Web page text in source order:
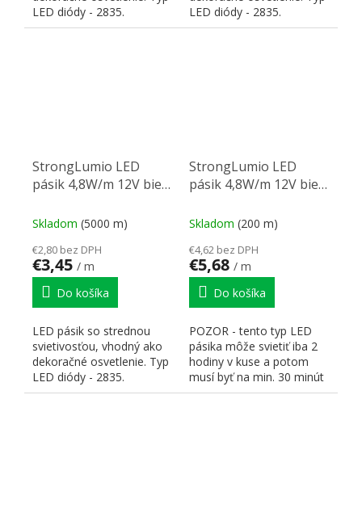
LED diódy - 2835.
Pripevnenie pomocou...
LED diódy - 2835.
Pripevnenie pomocou...
StrongLumio LED
pásik 4,8W/m 12V biela
Skladom (5000 m)
€2,80 bez DPH
€3,45 / m
Do košíka
LED pásik so strednou
svietivosťou, vhodný ako
dekoračné osvetlenie. Typ
LED diódy - 2835.
Pripevnenie pomocou...
StrongLumio LED
pásik 4,8W/m 12V biela
Skladom (200 m)
€4,62 bez DPH
€5,68 / m
Do košíka
POZOR - tento typ LED
pásika môže svietiť iba 2
hodiny v kuse a potom
musí byť na min. 30 minút
vypnutý, inak môže...